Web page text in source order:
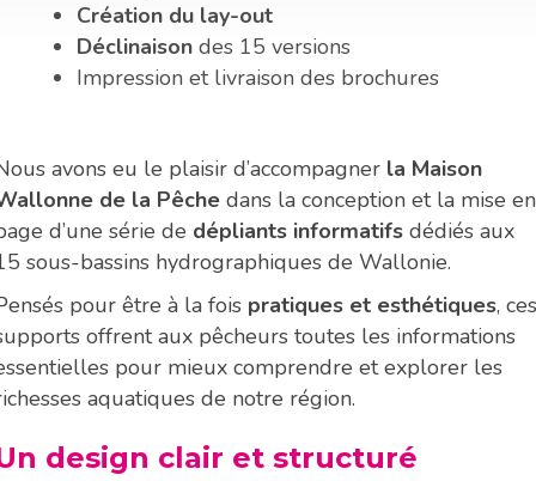
Création du lay-out
Déclinaison des 15 versions
Impression et livraison des brochures
avons eu le plaisir d’accompagner la Maison
de la Pêche dans la conception et la mise en
d’une série de dépliants informatifs dédiés aux
sous-bassins hydrographiques de Wallonie.
pour être à la fois pratiques et esthétiques, ces
offrent aux pêcheurs toutes les informations
pour mieux comprendre et explorer les
aquatiques de notre région.
design clair et structuré